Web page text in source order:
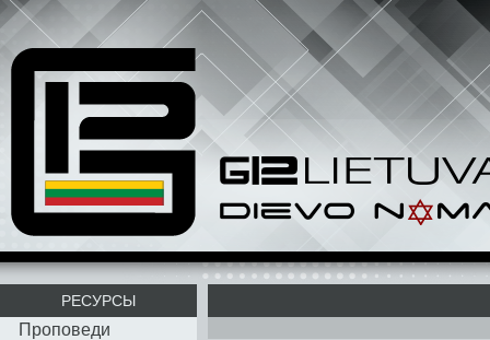
РЕСУРСЫ
Проповеди